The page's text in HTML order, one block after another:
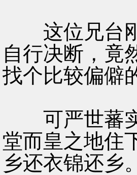
这位兄台刚
自行决断，竟
找个比较偏僻
可严世蕃实
堂而皇之地住
乡还衣锦还乡。